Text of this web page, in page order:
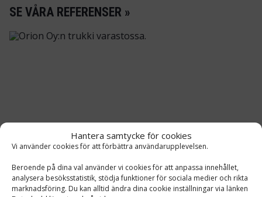
Hantera samtycke för cookies
Vi använder cookies för att förbättra användarupplevelsen.
Beroende på dina val använder vi cookies för att anpassa innehållet,
analysera besöksstatistik, stödja funktioner för sociala medier och rikta
marknadsföring. Du kan alltid ändra dina cookie inställningar via länken
SE VÅRA REFERENSER »
ORION ABP